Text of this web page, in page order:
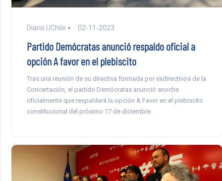
Diario UChile 02-11-2023
Partido Demócratas anunció respaldo oficial a
opción A favor en el plebiscito
Tras una reunión de su directiva formada por exdirectivos de la
Concertación, el partido Demócratas anunció anoche
oficialmente que respaldará la opción A Favor en el plebiscito
constitucional del próximo 17 de diciembre.